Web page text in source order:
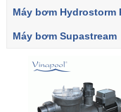
Máy bơm Hydrostorm
Máy bơm Supastream